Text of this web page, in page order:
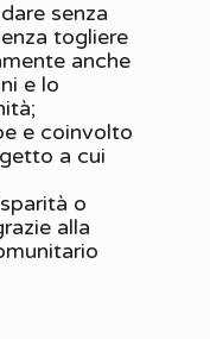
senza
togliere
anche
e lo
e coinvolto
a cui
o
alla